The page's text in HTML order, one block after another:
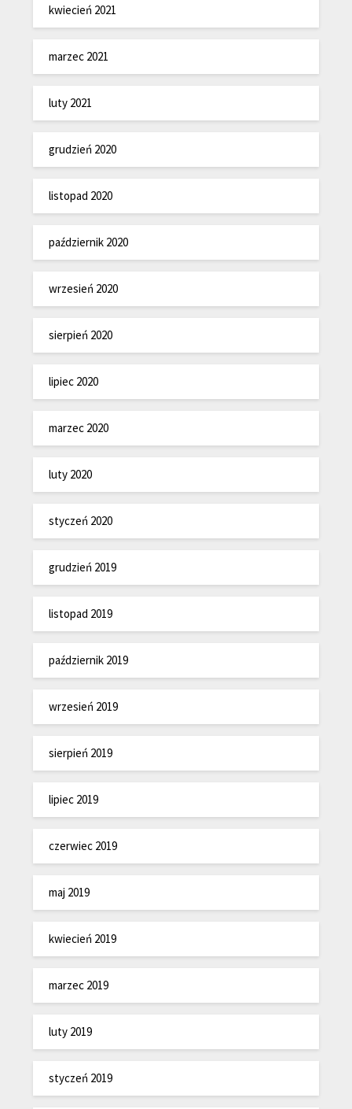
kwiecień 2021
marzec 2021
luty 2021
grudzień 2020
listopad 2020
październik 2020
wrzesień 2020
sierpień 2020
lipiec 2020
marzec 2020
luty 2020
styczeń 2020
grudzień 2019
listopad 2019
październik 2019
wrzesień 2019
sierpień 2019
lipiec 2019
czerwiec 2019
maj 2019
kwiecień 2019
marzec 2019
luty 2019
styczeń 2019